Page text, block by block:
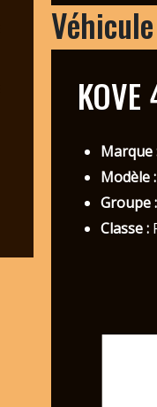
Véhicule
Marque
Modèle :
Groupe :
Classe :